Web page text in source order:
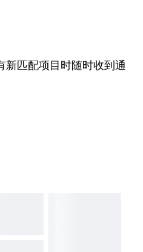
新匹配项目时随时收到通